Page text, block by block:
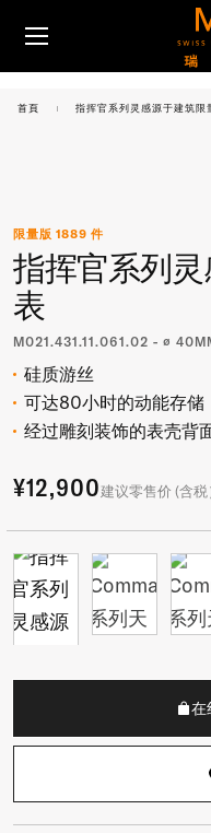
腕表
零售店位置
客户服务
首頁 指挥官系列灵感源于建筑限
限量版 1889 件
指挥官系列
表
M021.431.11.061.02 - ∅
硅质游丝
可达80小时的动能存储
经过雕刻装饰的表壳背
¥12,900建议零售价 (含税
在